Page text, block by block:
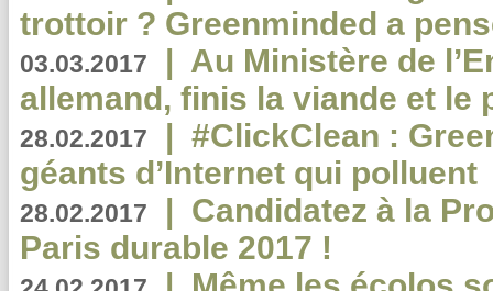
trottoir ? Greenminded a
03.03.2017 | Au Ministère de
allemand, finis la viande et le
28.02.2017 | #ClickClean :
géants d’Internet qui polluent
28.02.2017 | Candidatez à la
Paris durable 2017 !